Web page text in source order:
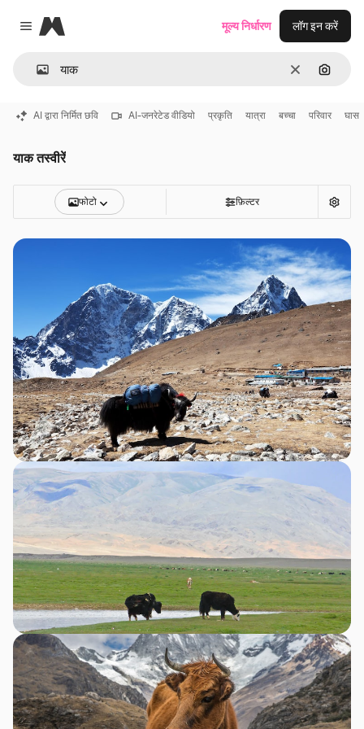
Close menu
Magnific
साफ़ इमेज से
मूल्य निर्धारण लॉग इन करें
AI द्वारा निर्मित छवि AI-जनरेटेड वीडियो प्रकृति यात्रा बच्चा परिवार घास
याक तस्वीरें
फोटो फ़िल्टर